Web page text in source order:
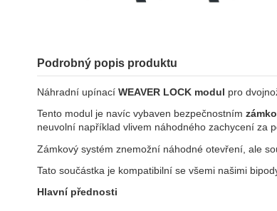
Podrobný popis produktu
Náhradní upínací WEAVER LOCK modul pro
Tento modul je navíc vybaven bezpečnostním
neuvolní například vlivem náhodného zachycení za
Zámkový systém znemožní náhodné otevření, ale
Tato součástka je kompatibilní se všemi našimi
Hlavní přednosti